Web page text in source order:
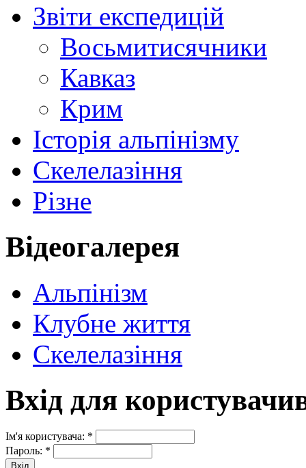
Звіти експедицій
Восьмитисячники
Кавказ
Крим
Історія альпінізму
Скелелазіння
Різне
Відеогалерея
Альпінізм
Клубне життя
Скелелазіння
Вхід для
Ім'я користувача: *
Пароль: *